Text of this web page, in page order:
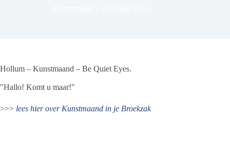
Hollum – Kunstmaand – Be Quiet Eyes.
"Hallo! Komt u maar!"
>>> lees hier over Kunstmaand in je Broekzak